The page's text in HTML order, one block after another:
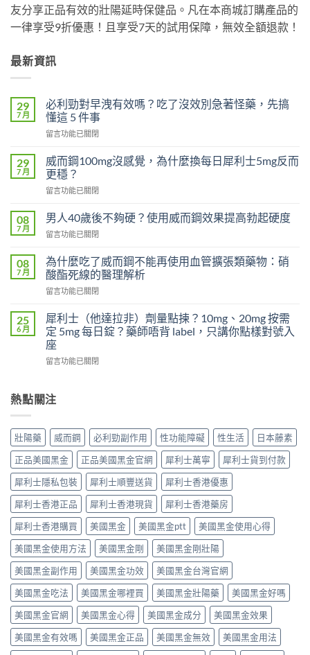
友分享正品有效的壯陽延時保健品。凡在本商城訂購產品的
一律享受9折優惠！且享受7天的試用保障，無效全額退款！
最新資訊
29
7 月
必利勁對早洩有效嗎？吃了沒效別急著怪藥，先搞
懂這 5 件事
在
利
勁
對
早
有
嗎？
了
沒
效
別
著
怪
藥，
先
這
5
事〉
留言功能已關閉
29
7 月
威而鋼100mg沒感覺，為什麼換每日犀利士5mg反而
更穩？
在
而
鋼
100mg
感
覺，
什
換
每
日
利
反
穩？〉
中
留言功能已關閉
08
7 月
男人40歲後不夠硬？使用威而鋼效果提高勃起硬度
在
人
40
歲
後
夠
硬？
使
用
威
效
高
勃
起
硬
度〉
中
留言功能已關閉
08
7 月
為什麼吃了威而鋼不能再使用血管擴張類藥物：硝
酸酯死線的醫理解析
在
什
麼
吃
了
威
不
能
使
用
血
管
擴
張
類
藥
物：
硝
酸
酯
死
線
的
醫
理
解
析〉
留言功能已關閉
25
6 月
犀利士（他達拉非）劑量點揀？10mg、20mg 按需
定 5mg 每日錠？藥師唔背 label，只講你點樣對號入
座
在
士
（他
拉
非）
劑
量
點
揀？
10mg、
20mg
按
需
定
5mg
每
日
錠？
藥
師
唔
背
留言功能已關閉
熱點關注
壯陽藥 威而鋼 必利勁副作用 性功能障礙 性生活
日本藤素
正品美國黑金
正品美國黑金官網 犀利士萬寧
犀利士貨到付款
犀利士隱私包裝
犀利士順豐送貨
犀利士香港優惠
犀利士香港正品
犀利士香港現貨
犀利士香港藥房
犀利士香港購買
美國黑金 美國黑金ptt
美國黑金使用心得
美國黑金使用方法
美國黑金剛
美國黑金剛壯陽
美國黑金副作用
美國黑金功效
美國黑金台灣官網
美國黑金吃法
美國黑金哪裡買 美國黑金壯陽藥
美國黑金好嗎
美國黑金官網
美國黑金心得 美國黑金成分
美國黑金效果
美國黑金有效嗎
美國黑金正品 美國黑金無效
美國黑金用法